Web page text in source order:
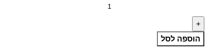
הוספה לסל